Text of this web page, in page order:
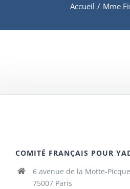
Accueil / Mme
COMITÉ FRANÇAIS POUR
6 avenue de la Motte-
75007 Paris